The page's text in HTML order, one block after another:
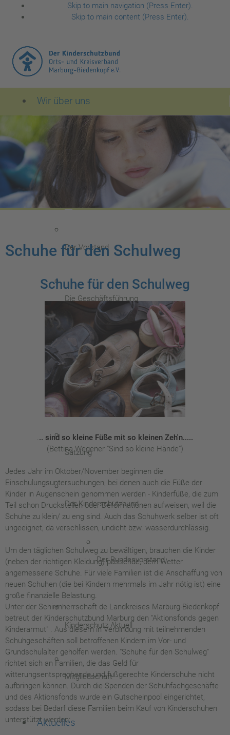
Skip to main navigation (Press Enter).
Skip to main content (Press Enter).
Wir über uns
Der Kinderschutzbund Orts- und Kreisverband
Leitbild des Kinderschutzbundes
Der Vorstand
Die Geschäftsführung
Unsere Geschichte
Spenden Sie
Satzung
Der Kinderschutzbund
Der Bundesvorstand
Kinderschutz Aktuell
Mitgliedschaft
Aktuelles
Schuhe für den Schulweg
Schuhe für den Schulweg
... sind so kleine Füße mit so kleinen Zeh'n.....
(Bettina Wegener "Sind so kleine Hände")
Jedes Jahr im Oktober/November beginnen die
Einschulungsuntersuchungen, bei denen auch die Füße der
Kinder in Augenschein genommen werden - Kinderfüße, die zum
Teil schon Druckstellen oder Deformationen aufweisen, weil die
Schuhe zu klein/ zu eng sind. Auch das Schuhwerk selber ist oft
ungeeignet, da verschlissen, undicht bzw. wasserdurchlässig.
Um den täglichen Schulweg zu bewältigen, brauchen die Kinder
(neben der richtigen Kleidung) passende, dem Wetter
angemessene Schuhe. Für viele Familien ist die Anschaffung von
neuen Schuhen (die bei Kindern mehrmals im Jahr nötig ist) eine
große finanzielle Belastung.
Unter der Schirmherrschaft de Landkreises Marburg-Biedenkopf
betreut der Kinderschutzbund Marburg den "Aktionsfonds gegen
Kinderarmut" . Aus diesem in Verbindung mit teilnehmenden
Schuhgeschäften soll betroffenen Kindern im Vor- und
Grundschulalter geholfen werden. "Schuhe für den Schulweg"
richtet sich an Familien, die das Geld für
witterungsentsprechende und fußgerechte Kinderschuhe nicht
aufbringen können. Durch die Spenden der Schuhfachgeschäfte
und des Aktionsfonds wurde ein Gutscheinpool eingerichtet,
sodass bei Bedarf diese Familien beim Kauf von Kinderschuhen
unterstützt werden: